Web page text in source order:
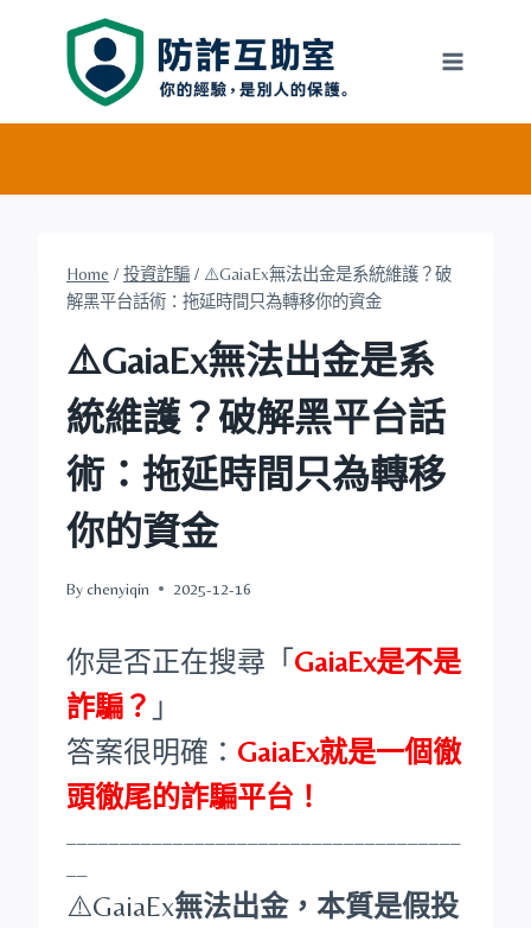
Home / 投資詐騙 / ⚠️GaiaEx無法出金是系統維護？破
解黑平台話術：拖延時間只為轉移你的資金
⚠️GaiaEx無法出金是系
統維護？破解黑平台話
術：拖延時間只為轉移
你的資金
Bychenyiqin 2025-12-16
你是否正在搜尋「 GaiaEx是不是
詐騙？ 」
答案很明確： GaiaEx就是一個徹
頭徹尾的詐騙平台！
⚠️GaiaEx無法出金，本質是假投